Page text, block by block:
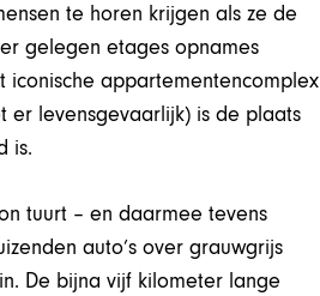
te horen krijgen als ze de
gelegen etages opnames
iconische appartementencomplex
er levensgevaarlijk) is de plaats
is.
tuurt – en daarmee tevens
auto’s over grauwgrijs
De bijna vijf kilometer lange